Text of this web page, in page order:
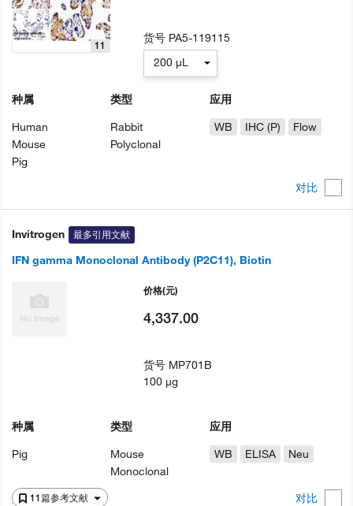
对比
11
种属
Human
Mouse
Pig
类型
Rabbit
Polyclonal
应用
WB
IHC (P) Flow
货号 PA5-119115
200 µL
Invitrogen 最多引用文献
IFN gamma Monoclonal Antibody (P2C11), Biotin
11篇参考文献 对比
种属
Pig
类型
Mouse
Monoclonal
应用
WB
ELISA Neu
价格(元)
4,337.00
货号 MP701B
100 µg